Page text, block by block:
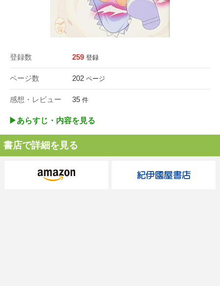
登録数 259 登録
ページ数 202 ページ
感想・レビュー 35 件
▶︎あらすじ・内容を見る
書店で詳細を見る